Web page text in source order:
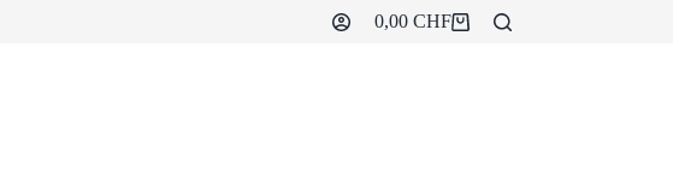
Warenkorb
0,00 CHF